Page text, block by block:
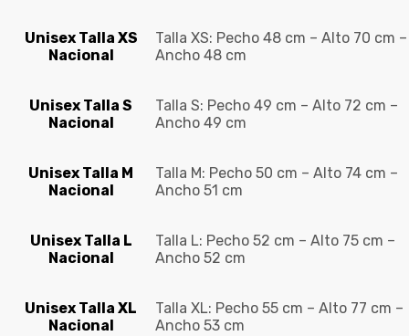
Unisex Talla XS
Nacional
Talla XS: Pecho 48 cm – Alto 70 cm –
Ancho 48 cm
Unisex Talla S
Nacional
Talla S: Pecho 49 cm – Alto 72 cm –
Ancho 49 cm
Unisex Talla M
Nacional
Talla M: Pecho 50 cm – Alto 74 cm –
Ancho 51 cm
Unisex Talla L
Nacional
Talla L: Pecho 52 cm – Alto 75 cm –
Ancho 52 cm
Unisex Talla XL
Nacional
Talla XL: Pecho 55 cm – Alto 77 cm –
Ancho 53 cm